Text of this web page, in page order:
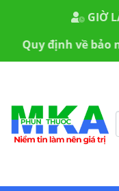
GIỜ
định về bảo mật